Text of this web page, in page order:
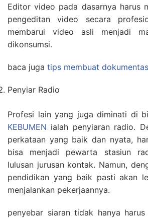
Editor video pada dasarnya harus
pengeditan video secara
membarui video asli menjadi
dikonsumsi.
baca juga tips membuat
Penyiar Radio
Profesi lain yang juga diminati di
KEBUMEN ialah penyiaran radio.
perkataan yang baik dan nyata,
bisa menjadi pewarta stasiun
lulusan jurusan kontak. Namun,
pendidikan yang baik pasti akan
menjalankan pekerjaannya.
penyebar siaran tidak hanya